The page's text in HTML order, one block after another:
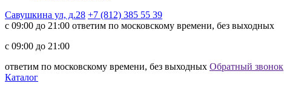
Савушкина ул, д.28 +7 (812) 385 55 39
c 09:00 до 21:00 ответим по московскому времени, без выходных
c 09:00 до 21:00
ответим по московскому времени, без выходных Обратный звонок
Каталог